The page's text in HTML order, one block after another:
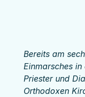
Bereits am
Einmarsches
Priester und
Orthodoxen